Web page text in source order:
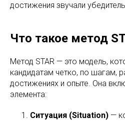
достижения звучали
Что такое метод
Метод STAR — это модель,
кандидатам четко, по шагам,
достижениях и опыте. Она
элемента:
Ситуация (Situation) —